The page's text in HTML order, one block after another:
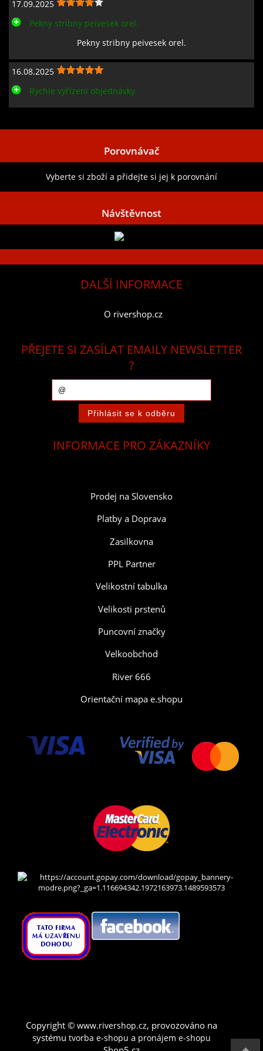
17.09.2025
Pekny stribny peivesek orel.
Pekny stribny peivesek orel.
16.08.2025
Rychle vyřízení objednávky
Porovnávač
Vyberte si zboží a přidejte si jej k porovnání
Návštěvnost
DALŠÍ INFORMACE
O rivershop.cz
PŘEJETE SI ZASÍLAT EMAILY NEWSLETTER
?
INFORMACE PRO ZÁKAZNÍKY
Prodej na Slovensko
Platby a Doprava
Zasilkovna
PPL Partner
Velikostní tabulka
Velikosti prstenů
Puncovní značky
Velkoobchod
River 666
Orientační mapa e.shopu
Copyright © www.rivershop.cz, provozováno na
systému tvorba e-shopu a pronájem e-shopu